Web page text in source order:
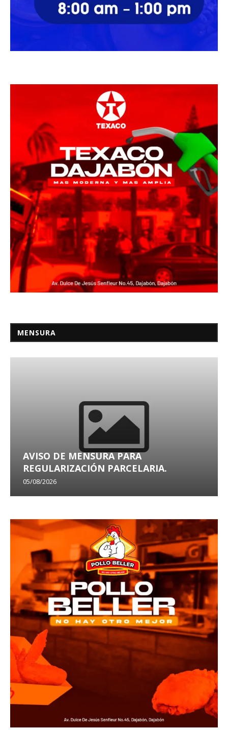
MENSURA
AVISO DE MENSURA PARA
REGULARIZACIÓN PARCELARIA.
05/08/2026